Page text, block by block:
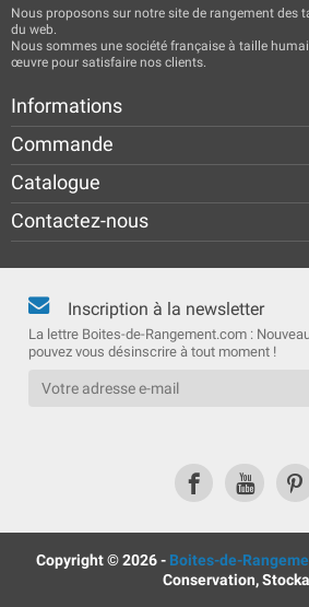
Nous proposons sur notre site de rangement des
du web.
Nous sommes une société française à taille
œuvre pour satisfaire nos clients.
Informations
Commande
Catalogue
Contactez-nous
Inscription à la newsletter
La lettre Boites-de-Rangement.com :
pouvez vous désinscrire à tout moment !
Copyright © 2026 - Boites-de-
Conservation,